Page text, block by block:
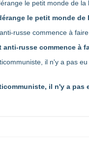
le petit monde
russe commence à
il n'y a pas